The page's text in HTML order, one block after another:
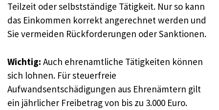
Teilzeit oder selbstständige Tätigkeit. Nur so kann
das Einkommen korrekt angerechnet werden und
Sie vermeiden Rückforderungen oder Sanktionen.
Wichtig: Auch ehrenamtliche Tätigkeiten können
sich lohnen. Für steuerfreie
Aufwandsentschädigungen aus Ehrenämtern gilt
ein jährlicher Freibetrag von bis zu 3.000 Euro.